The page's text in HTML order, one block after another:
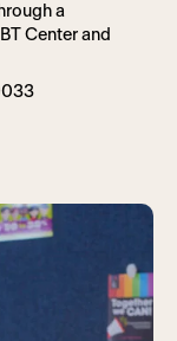
a
Center and